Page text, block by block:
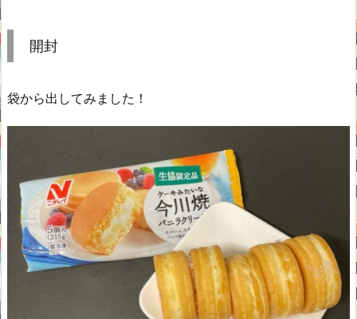
開封
袋から出してみました！